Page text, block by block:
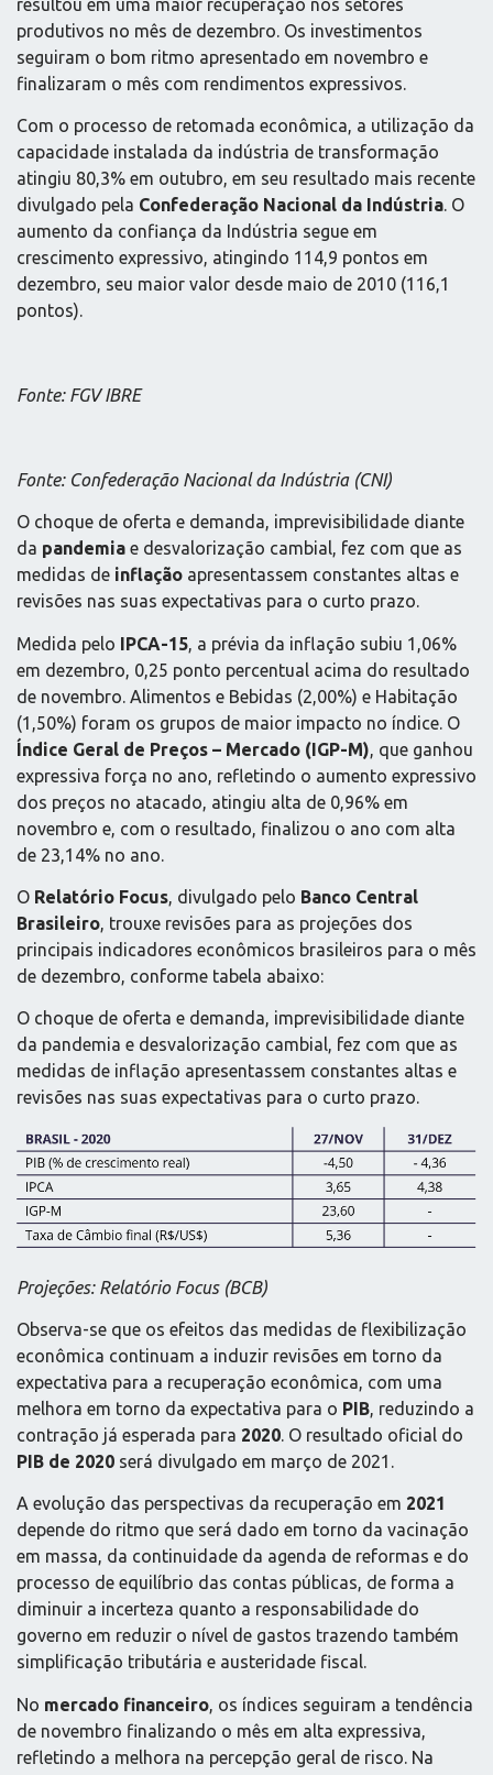
resultou em uma maior recuperação nos setores
produtivos no mês de dezembro. Os investimentos
seguiram o bom ritmo apresentado em novembro e
finalizaram o mês com rendimentos expressivos.
Com o processo de retomada econômica, a utilização da
capacidade instalada da indústria de transformação
atingiu 80,3% em outubro, em seu resultado mais recente
divulgado pela Confederação Nacional da Indústria. O
aumento da confiança da Indústria segue em
crescimento expressivo, atingindo 114,9 pontos em
dezembro, seu maior valor desde maio de 2010 (116,1
pontos).
Fonte: FGV IBRE
Fonte: Confederação Nacional da Indústria (CNI)
O choque de oferta e demanda, imprevisibilidade diante
da pandemia e desvalorização cambial, fez com que as
medidas de inflação apresentassem constantes altas e
revisões nas suas expectativas para o curto prazo.
Medida pelo IPCA-15, a prévia da inflação subiu 1,06%
em dezembro, 0,25 ponto percentual acima do resultado
de novembro. Alimentos e Bebidas (2,00%) e Habitação
(1,50%) foram os grupos de maior impacto no índice. O
Índice Geral de Preços – Mercado (IGP-M), que ganhou
expressiva força no ano, refletindo o aumento expressivo
dos preços no atacado, atingiu alta de 0,96% em
novembro e, com o resultado, finalizou o ano com alta
de 23,14% no ano.
O Relatório Focus, divulgado pelo Banco Central
Brasileiro, trouxe revisões para as projeções dos
principais indicadores econômicos brasileiros para o mês
de dezembro, conforme tabela abaixo:
O choque de oferta e demanda, imprevisibilidade diante
da pandemia e desvalorização cambial, fez com que as
medidas de inflação apresentassem constantes altas e
revisões nas suas expectativas para o curto prazo.
Projeções: Relatório Focus (BCB)
Observa-se que os efeitos das medidas de flexibilização
econômica continuam a induzir revisões em torno da
expectativa para a recuperação econômica, com uma
melhora em torno da expectativa para o PIB, reduzindo a
contração já esperada para 2020. O resultado oficial do
PIB de 2020 será divulgado em março de 2021.
A evolução das perspectivas da recuperação em 2021
depende do ritmo que será dado em torno da vacinação
em massa, da continuidade da agenda de reformas e do
processo de equilíbrio das contas públicas, de forma a
diminuir a incerteza quanto a responsabilidade do
governo em reduzir o nível de gastos trazendo também
simplificação tributária e austeridade fiscal.
No mercado financeiro, os índices seguiram a tendência
de novembro finalizando o mês em alta expressiva,
refletindo a melhora na percepção geral de risco. Na